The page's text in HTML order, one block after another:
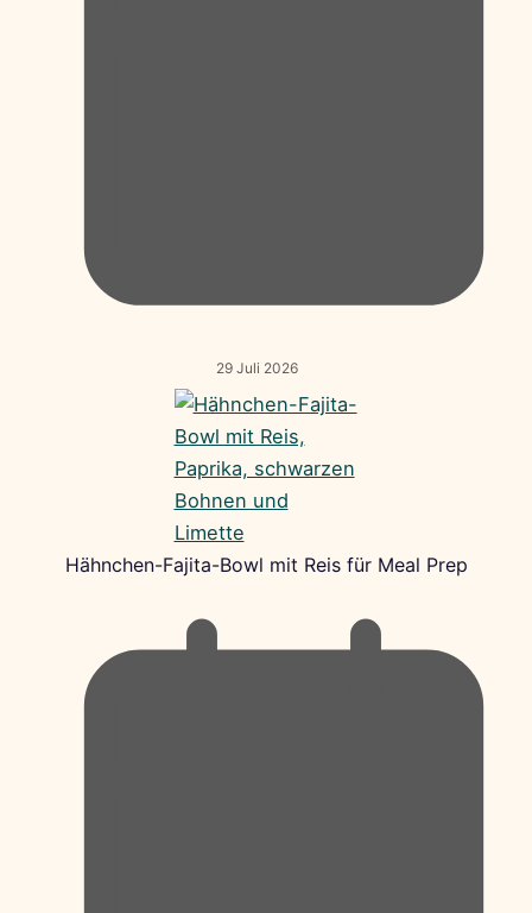
29 Juli 2026
Hähnchen-Fajita-Bowl mit Reis für Meal Prep